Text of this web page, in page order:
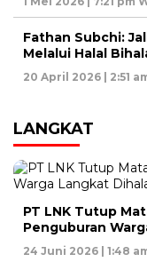
Fathan Subchi:
Melalui Halal
20 April 2026 | 2:51
LANGKAT
PT LNK Tutup
Penguburan
24 Juni 2026 | 1:48